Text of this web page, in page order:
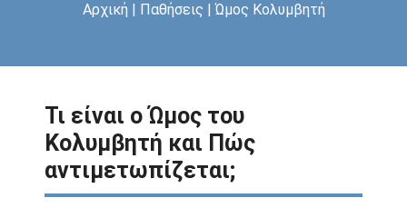
Αρχική | Παθήσεις |Ώμος Κολυμβητή
Τι είναι ο Ώμος του
Κολυμβητή και Πώς
αντιμετωπίζεται;